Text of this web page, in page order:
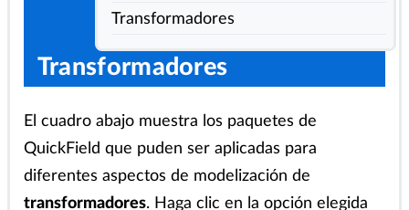
Sistemas de alta tensión
Transformadores
Transformadores
QuickField que puden ser aplicadas para